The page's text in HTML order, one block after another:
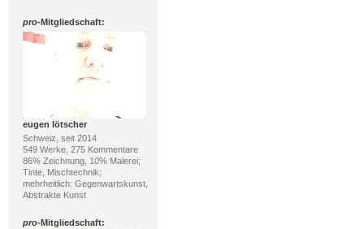
pro-Mitgliedschaft:
eugen lötscher
Schweiz, seit 2014
549 Werke, 275 Kommentare
86% Zeichnung, 10% Malerei;
Tinte, Mischtechnik;
mehrheitlich: Gegenwartskunst,
Abstrakte Kunst
pro-Mitgliedschaft: